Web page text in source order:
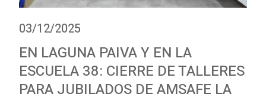
03/12/2025
EN LAGUNA PAIVA Y EN LA
ESCUELA 38: CIERRE DE TALLERES
PARA JUBILADOS DE AMSAFE LA